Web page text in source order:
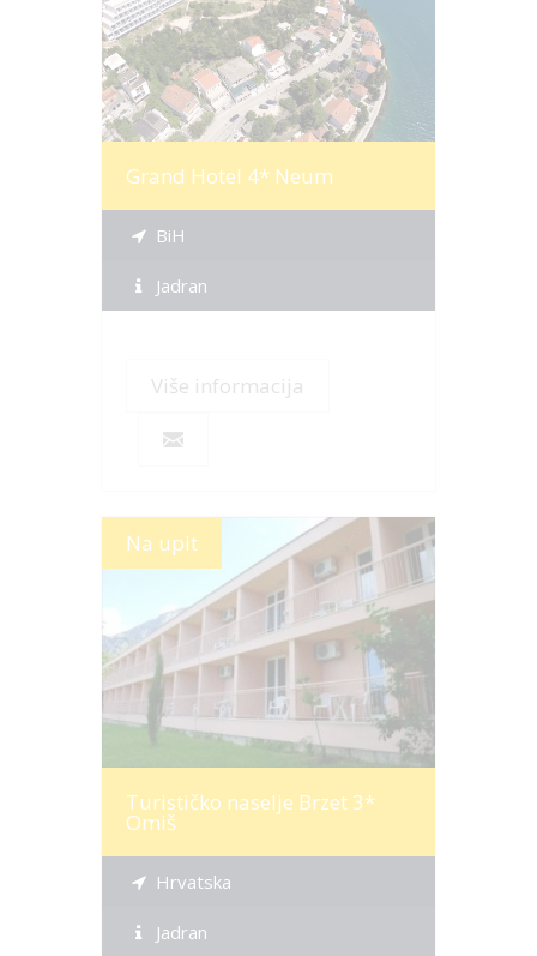
Više informacija
Grand Hotel 4* Neum
BiH
Jadran
Više informacija
Na upit
Više informacija
Turističko naselje Brzet 3*
Omiš
Hrvatska
Jadran